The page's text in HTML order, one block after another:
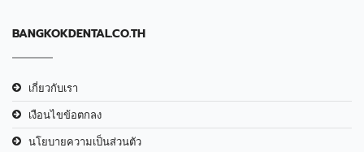
BANGKOKDENTAL.CO.TH
เกี่ยวกับเรา
เงือนไขข้อตกลง
นโยบายความเป็นส่วนตัว